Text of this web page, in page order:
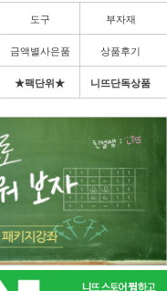
도구 부자재
금액별사은품 상품후기
★팩단위★ 니뜨단독상품